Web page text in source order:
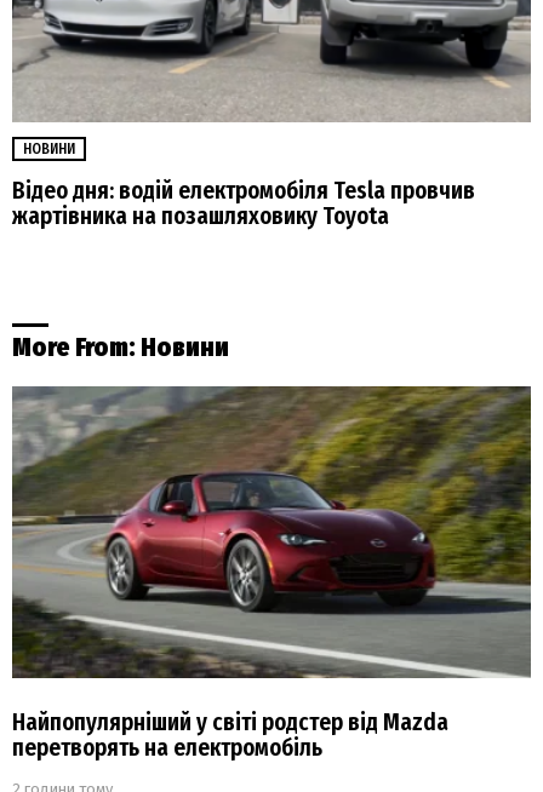
НОВИНИ
Відео дня: водій електромобіля Tesla провчив
жартівника на позашляховику Toyota
More From: Новини
Найпопулярніший у світі родстер від Mazda
перетворять на електромобіль